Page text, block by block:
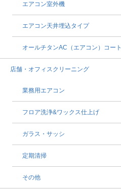
エアコン室外機
エアコン天井埋込タイプ
オールチタンAC（エアコン）コート
店舗・オフィスクリーニング
業務用エアコン
フロア洗浄&ワックス仕上げ
ガラス・サッシ
定期清掃
その他